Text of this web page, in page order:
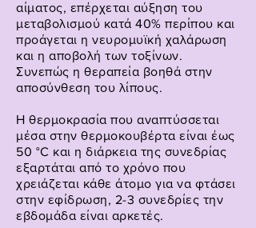
αίματος, επέρχεται αύξηση του
μεταβολισμού κατά 40% περίπου και
προάγεται η νευρομυϊκή χαλάρωση
και η αποβολή των τοξίνων.
Συνεπώς η θεραπεία βοηθά στην
αποσύνθεση του λίπους.
Η θερμοκρασία που αναπτύσσεται
μέσα στην θερμοκουβέρτα είναι έως
50 °C και η διάρκεια της συνεδρίας
εξαρτάται από το χρόνο που
χρειάζεται κάθε άτομο για να φτάσει
στην εφίδρωση, 2-3 συνεδρίες την
εβδομάδα είναι αρκετές.